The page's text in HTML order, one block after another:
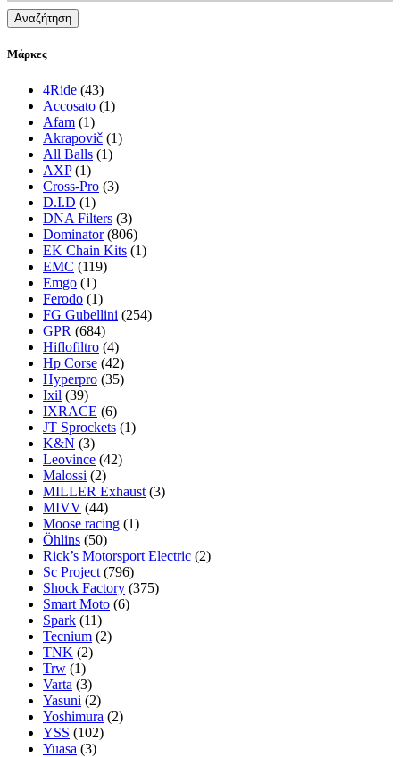
Αναζήτηση
Μάρκες
4Ride (43)
Accosato (1)
Afam (1)
Akrapovič (1)
All Balls (1)
AXP (1)
Cross-Pro (3)
D.I.D (1)
DNA Filters (3)
Dominator (806)
EK Chain Kits (1)
EMC (119)
Emgo (1)
Ferodo (1)
FG Gubellini (254)
GPR (684)
Hiflofiltro (4)
Hp Corse (42)
Hyperpro (35)
Ixil (39)
IXRACE (6)
JT Sprockets (1)
K&N (3)
Leovince (42)
Malossi (2)
MILLER Exhaust (3)
MIVV (44)
Moose racing (1)
Öhlins (50)
Rick’s Motorsport Electric (2)
Sc Project (796)
Shock Factory (375)
Smart Moto (6)
Spark (11)
Tecnium (2)
TNK (2)
Trw (1)
Varta (3)
Yasuni (2)
Yoshimura (2)
YSS (102)
Yuasa (3)